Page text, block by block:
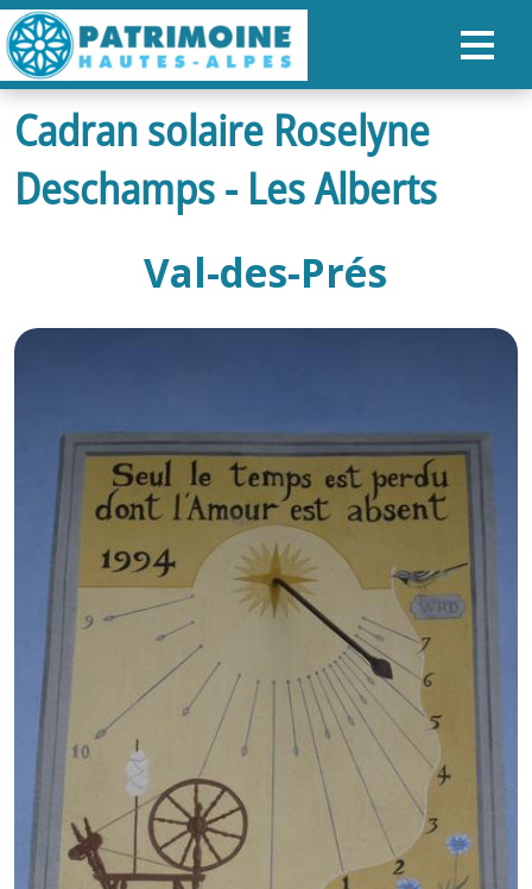
ACCUEIL
CARTE
RANDONNÉES
RECHERCHER
FR
Cadran solaire Roselyne
Deschamps - Les Alberts
Val-des-Prés